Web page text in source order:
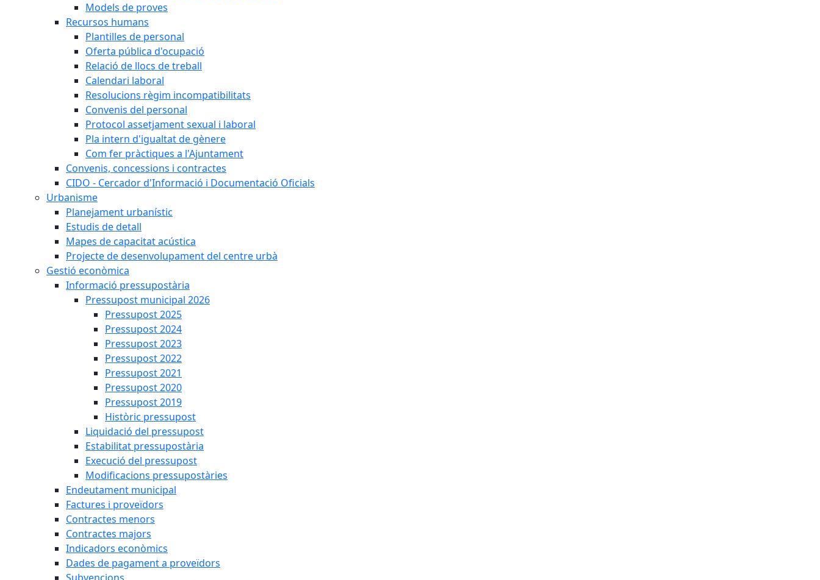
Models de proves
Recursos humans
Plantilles de personal
Oferta pública d'ocupació
Relació de llocs de treball
Calendari laboral
Resolucions règim incompatibilitats
Convenis del personal
Protocol assetjament sexual i laboral
Pla intern d'igualtat de gènere
Com fer pràctiques a l'Ajuntament
Convenis, concessions i contractes
CIDO - Cercador d'Informació i Documentació Oficials
Urbanisme
Planejament urbanístic
Estudis de detall
Mapes de capacitat acústica
Projecte de desenvolupament del centre urbà
Gestió econòmica
Informació pressupostària
Pressupost municipal 2026
Pressupost 2025
Pressupost 2024
Pressupost 2023
Pressupost 2022
Pressupost 2021
Pressupost 2020
Pressupost 2019
Històric pressupost
Liquidació del pressupost
Estabilitat pressupostària
Execució del pressupost
Modificacions pressupostàries
Endeutament municipal
Factures i proveïdors
Contractes menors
Contractes majors
Indicadors econòmics
Dades de pagament a proveïdors